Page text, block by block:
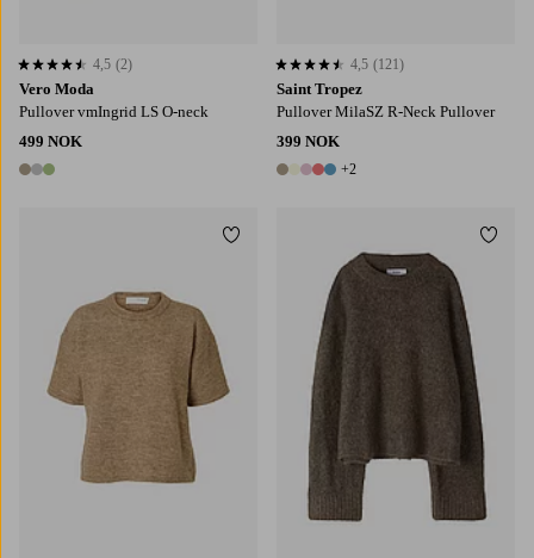
Vero Moda
Pullover vmIngrid LS O-neck
499 NOK
3 farger
4,5 basert på 2 karaktergivninger
4,5 (2)
Saint Tropez
Pullover MilaSZ R-Neck Pullover
399 NOK
7 farger
+2
4,5 basert på 121 karaktergivninger
4,5 (121)
Legg til favoritter
XL